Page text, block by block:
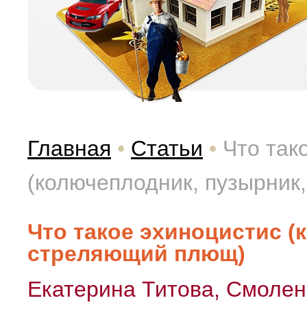
Главная • Статьи • Что
(колючеплодник,
Что такое эхиноцистис
стреляющий плющ)
Екатерина Титова,